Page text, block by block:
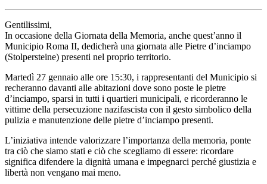
Gentilissimi,
In occasione della Giornata della Memoria, anche quest’anno il
Municipio Roma II, dedicherà una giornata alle Pietre d’inciampo
(Stolpersteine) presenti nel proprio territorio.
Martedì 27 gennaio alle ore 15:30, i rappresentanti del Municipio si
recheranno davanti alle abitazioni dove sono poste le pietre
d’inciampo, sparsi in tutti i quartieri municipali, e ricorderanno le
vittime della persecuzione nazifascista con il gesto simbolico della
pulizia e manutenzione delle pietre d’inciampo presenti.
L’iniziativa intende valorizzare l’importanza della memoria, ponte
tra ciò che siamo stati e ciò che scegliamo di essere: ricordare
significa difendere la dignità umana e impegnarci perché giustizia e
libertà non vengano mai meno.